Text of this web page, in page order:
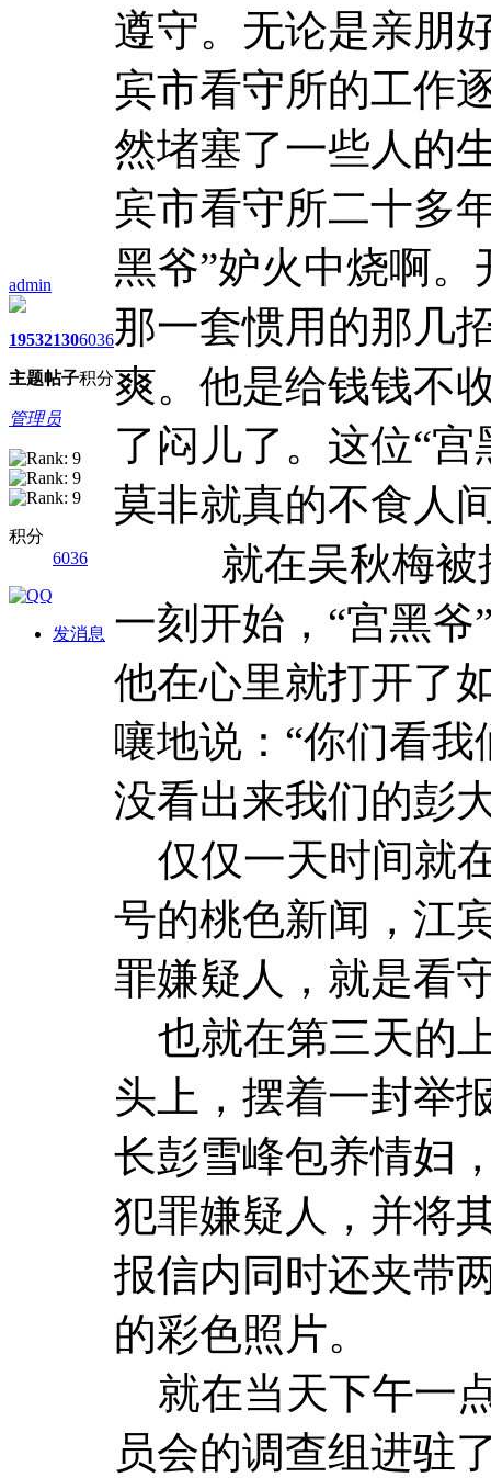
admin
1953
主题
2130
帖子
6036
积分
管理员
积分
6036
发消息
遵守。无论是亲朋
宾市看守所的工作
然堵塞了一些人的
宾市看守所二十多
黑爷”妒火中烧啊
那一套惯用的那几
爽。他是给钱钱不
了闷儿了。这位“
莫非就真的不食人
就在吴秋梅被押
一刻开始，“宫黑
他在心里就打开了
嚷地说：“你们看
没看出来我们的彭
仅仅一天时间就
号的桃色新闻，江
罪嫌疑人，就是看
也就在第三天的
头上，摆着一封举
长彭雪峰包养情妇
犯罪嫌疑人，并将
报信内同时还夹带
的彩色照片。
就在当天下午一
员会的调查组进驻